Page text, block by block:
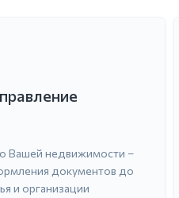
Вашей недвижимости –
документов до
и организации